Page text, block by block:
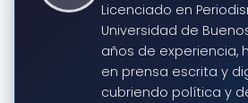
Licenciado en
Universidad de
años de experiencia,
en prensa escrita y
cubriendo política y